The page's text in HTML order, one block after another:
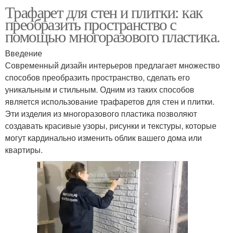
Трафарет для стен и плитки: как
преобразить пространство с
помощью многоразового пластика.
Введение
Современный дизайн интерьеров предлагает множество
способов преобразить пространство, сделать его
уникальным и стильным. Одним из таких способов
является использование трафаретов для стен и плитки.
Эти изделия из многоразового пластика позволяют
создавать красивые узоры, рисунки и текстуры, которые
могут кардинально изменить облик вашего дома или
квартиры.